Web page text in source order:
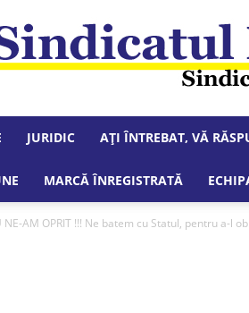
JURIDIC AȚI ÎNTREBAT, VĂ
MARCĂ ÎNREGISTRATĂ
NE-AM OPRIT !!! Ne batem cu Statul, pentru a-l